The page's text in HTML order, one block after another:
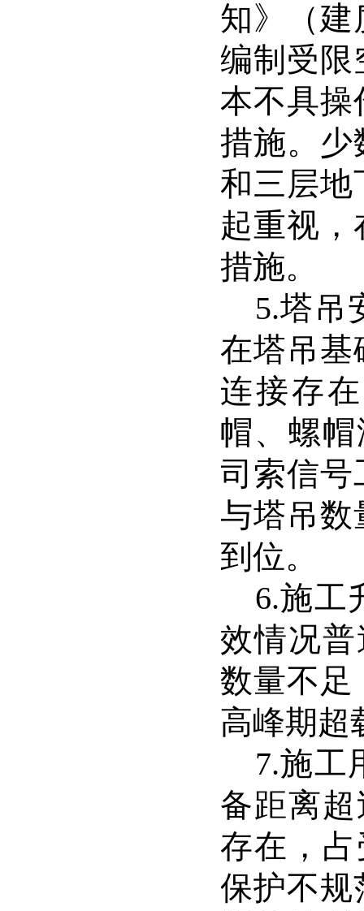
知》（建
编制受限
本不具操
措施。少
和三层地
起重视，
措施。
5.塔吊
在塔吊基
连接存
帽、螺
司索信号
与塔吊数
到位。
6.施工
效情况
数量不足
高峰期超
7.施工
备距离超
存在，
保护不规